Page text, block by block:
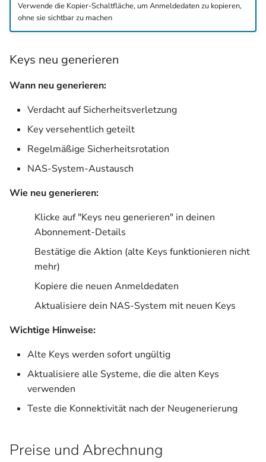
Verwende die Kopier-Schaltfläche, um Anmeldedaten zu kopieren,
ohne sie sichtbar zu machen
Keys neu generieren
Wann neu generieren:
Verdacht auf Sicherheitsverletzung
Key versehentlich geteilt
Regelmäßige Sicherheitsrotation
NAS-System-Austausch
Wie neu generieren:
Klicke auf "Keys neu generieren" in deinen
Abonnement-Details
Bestätige die Aktion (alte Keys funktionieren nicht
mehr)
Kopiere die neuen Anmeldedaten
Aktualisiere dein NAS-System mit neuen Keys
Wichtige Hinweise:
Alte Keys werden sofort ungültig
Aktualisiere alle Systeme, die die alten Keys
verwenden
Teste die Konnektivität nach der Neugenerierung
Preise und Abrechnung